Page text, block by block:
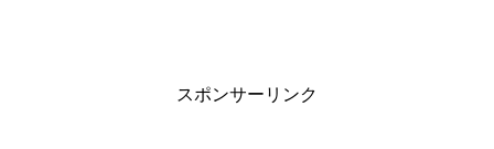
スポンサーリンク